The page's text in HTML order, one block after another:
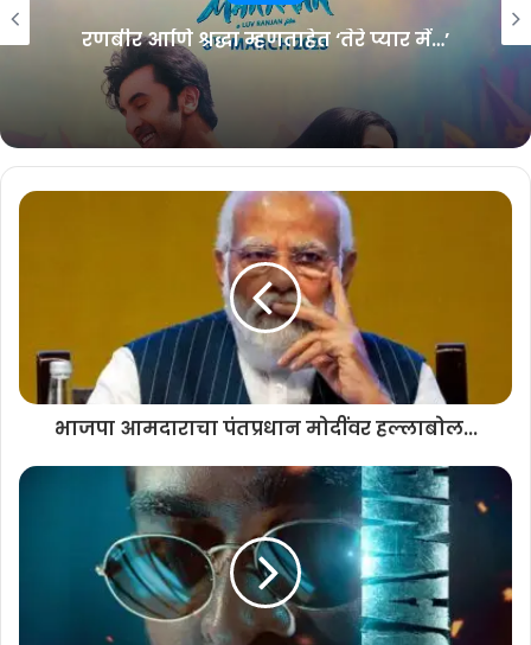
मराठी रंगभूमी आणि मनोरंजन विश्वात सात दशकांहून अधिक काळ जयंत सावरकर
कार्यरत होते. जयंत सावरकर यांचा जन्म १९३६ मधला. त्यांचं मूळ गाव गुहागर हे
होतं. त्यांचा मोठा भाऊ मुंबईत नोकरी करत होता. त्याच्याकडे जयंत सावरकर आले
आणि गिरगावातच त्यांचं वास्तव्य दीर्घकाळ होतं. आपल्या कारकिर्दीची सुरुवातीची बारा
वर्षे त्यांनी बॅक स्टेज आर्टिस्ट म्हणूनही काम केलं. त्याचवेळी ते नोकरीही करत होते.
मुंबई मराठी साहित्य संघात स्वयंसेवक आणि कार्यकर्ता म्हणूनही त्यांनी काम केलं.
हौशी नाट्य संस्थांमधून त्यांनी काम करण्यास सुरुवात केली. आचार्य अत्रे लिखित
आणि पुरुषोत्तम दारव्हेकर दिग्दर्शित किंग लिअर या नाटकात मास्टर दत्ताराम
यांच्यासह जयंत सावरकर यांना काम कऱण्याची संधी मिळाली. हे नाटक फार चाललं
नाही मात्र जयंत सावरकर यांनी केलेली विदुषकाची भूमिका चांगलीच गाजली.
१०० पेक्षा जास्त नाटकांमध्ये, तर हिंदी आणि मराठी सिनेमांमध्येही त्यांनी काम केलं
आहे. त्यांच्यामागे त्यांचा मुलगा कौस्तुभ आणि मुलगी सुवर्णा तसंच सुषमा असं कुटुंब
आहे. जयंत सावरकर यांनी अनंत दामले, केशवराव दाते, जयराम शिलेदार, दादा
साळवी, नानासाहेब फाटक, पंडितराव नगरकर, परशुराम सामंत, बाळ कोल्हटकर,
भालचंद्र पेंढारकर, रामदास कामत, राजा परांजपे, सुरेश हळदणकर यांच्यासह अद्वैत
दादरकर, मंगेश कदम, चंद्रकांत कुलकर्णी, समीर विद्वांस या आणि अशा अनेक
जुन्या नव्या पिढीतील दिग्दर्शकांसह काम केलं आहे. जयंत सावरकर यांनी तीसपेक्षा
रणबीर आणि श्रद्धा म्हणताहेत ‘तेरे प्यार में…’
भाजपा आमदाराचा पंतप्रधान मोदींवर हल्लाबोल...